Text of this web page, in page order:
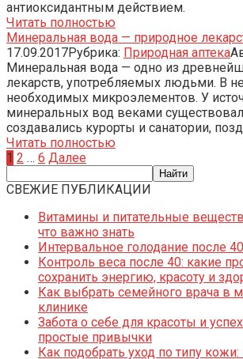
антиоксидантным действием.
Читать полностью
Минеральная вода — природное
17.09.2017Рубрика: Природная аптека
Минеральная вода — одно из
лекарств, употребляемых людьми. В
необходимых микроэлементов. У
минеральных вод веками
создавались курорты и санатории,
Читать полностью
Пагинация
1 2 … 6 Далее
СВЕЖИЕ ПУБЛИКАЦИИ
Витамины и питательные
что важно знать
Интервальное голодание после
Контроль веса после 40: какие
сохранить энергию, красоту и
Как выбрать семейного врача в
клинике
Забота о себе для красоты и
простые привычки
Как подобрать уход по типу